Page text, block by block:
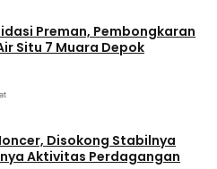
Preman, Pembongkaran
Situ 7 Muara Depok
Disokong Stabilnya
Aktivitas Perdagangan